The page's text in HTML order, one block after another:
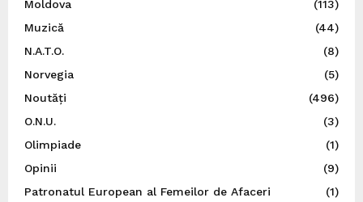
Moldova
(113)
Muzică
(44)
N.A.T.O.
(8)
Norvegia
(5)
Noutăți
(496)
O.N.U.
(3)
Olimpiade
(1)
Opinii
(9)
Patronatul European al Femeilor de Afaceri
(1)